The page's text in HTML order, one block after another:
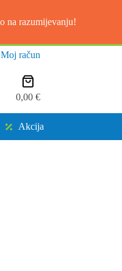
na razumijevanju!
Moj račun
Košarica
0,00 €
Akcija